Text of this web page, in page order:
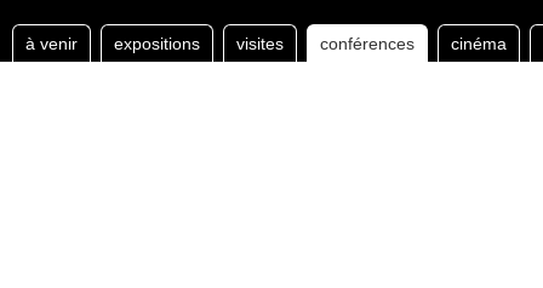
à venir expositions visites conférences cinéma